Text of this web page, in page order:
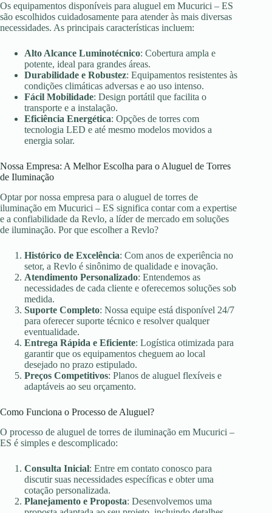
Os equipamentos disponíveis para aluguel em Mucurici – ES
são escolhidos cuidadosamente para atender às mais diversas
necessidades. As principais características incluem:
Alto Alcance Luminotécnico: Cobertura ampla e
potente, ideal para grandes áreas.
Durabilidade e Robustez: Equipamentos resistentes às
condições climáticas adversas e ao uso intenso.
Fácil Mobilidade: Design portátil que facilita o
transporte e a instalação.
Eficiência Energética: Opções de torres com
tecnologia LED e até mesmo modelos movidos a
energia solar.
Nossa Empresa: A Melhor Escolha para o Aluguel de Torres
de Iluminação
Optar por nossa empresa para o aluguel de torres de
iluminação em Mucurici – ES significa contar com a expertise
e a confiabilidade da Revlo, a líder de mercado em soluções
de iluminação. Por que escolher a Revlo?
Histórico de Excelência: Com anos de experiência no
setor, a Revlo é sinônimo de qualidade e inovação.
Atendimento Personalizado: Entendemos as
necessidades de cada cliente e oferecemos soluções sob
medida.
Suporte Completo: Nossa equipe está disponível 24/7
para oferecer suporte técnico e resolver qualquer
eventualidade.
Entrega Rápida e Eficiente: Logística otimizada para
garantir que os equipamentos cheguem ao local
desejado no prazo estipulado.
Preços Competitivos: Planos de aluguel flexíveis e
adaptáveis ao seu orçamento.
Como Funciona o Processo de Aluguel?
O processo de aluguel de torres de iluminação em Mucurici –
ES é simples e descomplicado:
Consulta Inicial: Entre em contato conosco para
discutir suas necessidades específicas e obter uma
cotação personalizada.
Planejamento e Proposta: Desenvolvemos uma